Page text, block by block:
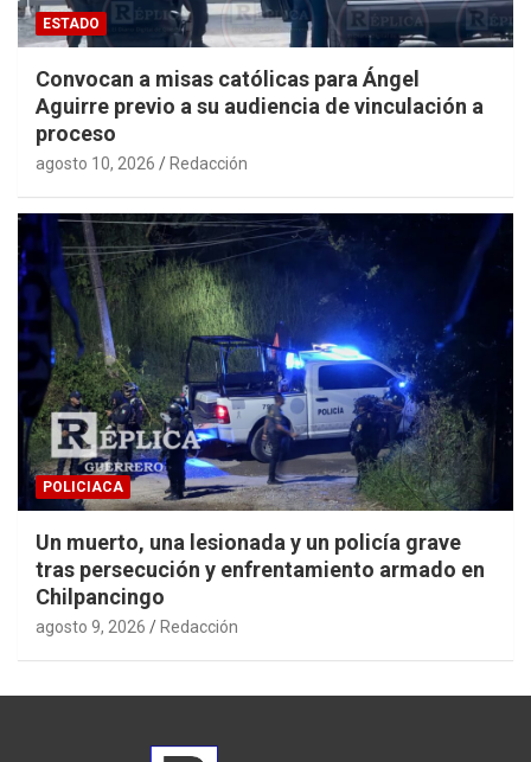
ESTADO
Convocan a misas católicas para Ángel
Aguirre previo a su audiencia de vinculación a
proceso
agosto 10, 2026 Redacción
POLICIACA
Un muerto, una lesionada y un policía grave
tras persecución y enfrentamiento armado en
Chilpancingo
agosto 9, 2026 Redacción